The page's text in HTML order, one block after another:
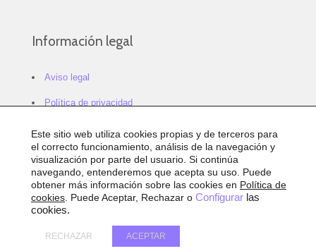
Información legal
Aviso legal
Política de privacidad
Política de cookies
Configurar cookies
Sitemap
Accesibilidad
Este sitio web utiliza cookies propias y de terceros para
el correcto funcionamiento, análisis de la navegación y
visualización por parte del usuario. Si continúa
navegando, entenderemos que acepta su uso. Puede
obtener más información sobre las cookies en Política de
cookies . Puede Aceptar, Rechazar o Configurar las
cookies.
ACEPTAR
RECHAZAR